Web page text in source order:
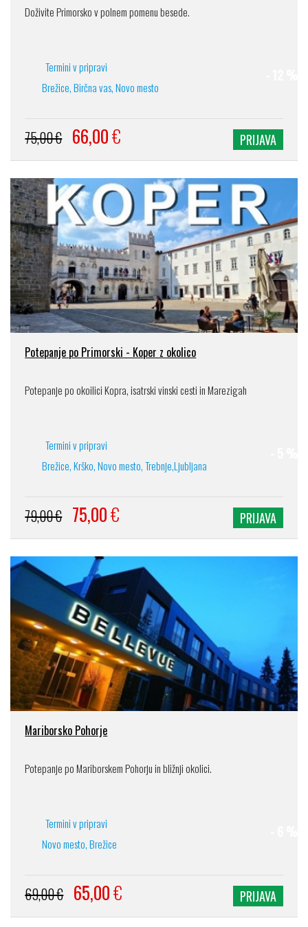
Doživite Primorsko v polnem pomenu besede.
Termini v pripravi
Brežice, Birčna vas, Novo mesto
75,00 € 66,00€ PRIJAVA
Potepanje po Primorski - Koper z okolico
Potepanje po okoilici Kopra, isatrski vinski cesti in Marezigah
Termini v pripravi
Brežice, Krško, Novo mesto, Trebnje,Ljubljana
79,00 € 75,00€ PRIJAVA
Mariborsko Pohorje
Potepanje po Mariborskem Pohorju in bližnji okolici.
Termini v pripravi
Novo mesto, Brežice
69,00 € 65,00€ PRIJAVA